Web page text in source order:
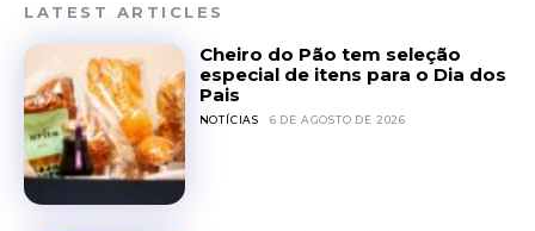
LATEST ARTICLES
Cheiro do Pão tem seleção
especial de itens para o Dia dos
Pais
NOTÍCIAS 6 DE AGOSTO DE 2026